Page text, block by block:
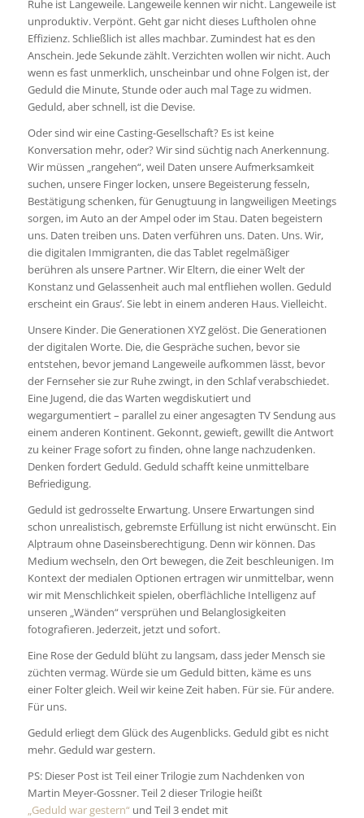
Ruhe ist Langeweile. Langeweile kennen wir nicht. Langeweile ist
unproduktiv. Verpönt. Geht gar nicht dieses Luftholen ohne
Effizienz. Schließlich ist alles machbar. Zumindest hat es den
Anschein. Jede Sekunde zählt. Verzichten wollen wir nicht. Auch
wenn es fast unmerklich, unscheinbar und ohne Folgen ist, der
Geduld die Minute, Stunde oder auch mal Tage zu widmen.
Geduld, aber schnell, ist die Devise.
Oder sind wir eine Casting-Gesellschaft? Es ist keine
Konversation mehr, oder? Wir sind süchtig nach Anerkennung.
Wir müssen „rangehen“, weil Daten unsere Aufmerksamkeit
suchen, unsere Finger locken, unsere Begeisterung fesseln,
Bestätigung schenken, für Genugtuung in langweiligen Meetings
sorgen, im Auto an der Ampel oder im Stau. Daten begeistern
uns. Daten treiben uns. Daten verführen uns. Daten. Uns. Wir,
die digitalen Immigranten, die das Tablet regelmäßiger
berühren als unsere Partner. Wir Eltern, die einer Welt der
Konstanz und Gelassenheit auch mal entfliehen wollen. Geduld
erscheint ein Graus’. Sie lebt in einem anderen Haus. Vielleicht.
Unsere Kinder. Die Generationen XYZ gelöst. Die Generationen
der digitalen Worte. Die, die Gespräche suchen, bevor sie
entstehen, bevor jemand Langeweile aufkommen lässt, bevor
der Fernseher sie zur Ruhe zwingt, in den Schlaf verabschiedet.
Eine Jugend, die das Warten wegdiskutiert und
wegargumentiert – parallel zu einer angesagten TV Sendung aus
einem anderen Kontinent. Gekonnt, gewieft, gewillt die Antwort
zu keiner Frage sofort zu finden, ohne lange nachzudenken.
Denken fordert Geduld. Geduld schafft keine unmittelbare
Befriedigung.
Geduld ist gedrosselte Erwartung. Unsere Erwartungen sind
schon unrealistisch, gebremste Erfüllung ist nicht erwünscht. Ein
Alptraum ohne Daseinsberechtigung. Denn wir können. Das
Medium wechseln, den Ort bewegen, die Zeit beschleunigen. Im
Kontext der medialen Optionen ertragen wir unmittelbar, wenn
wir mit Menschlichkeit spielen, oberflächliche Intelligenz auf
unseren „Wänden“ versprühen und Belanglosigkeiten
fotografieren. Jederzeit, jetzt und sofort.
Eine Rose der Geduld blüht zu langsam, dass jeder Mensch sie
züchten vermag. Würde sie um Geduld bitten, käme es uns
einer Folter gleich. Weil wir keine Zeit haben. Für sie. Für andere.
Für uns.
Geduld erliegt dem Glück des Augenblicks. Geduld gibt es nicht
mehr. Geduld war gestern.
PS: Dieser Post ist Teil einer Trilogie zum Nachdenken von
Martin Meyer-Gossner. Teil 2 dieser Trilogie heißt
„Geduld war gestern“und Teil 3 endet mit